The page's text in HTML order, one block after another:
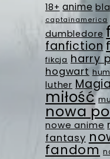
18+ anime
captainamerica
dumbledore
fanfiction
fikcja harry
hogwart
luther Magia
miłość
nowa
nowe anime
fantasy
fandom